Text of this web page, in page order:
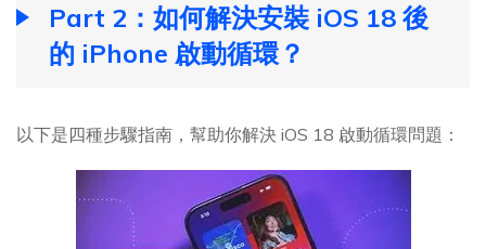
Part 2：如何解決安裝 iOS 18 後
的 iPhone 啟動循環？
以下是四種步驟指南，幫助你解決 iOS 18 啟動循環問題：